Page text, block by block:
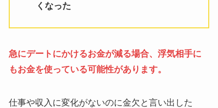
くなった
急にデートにかけるお金が減る場合、浮気相手に
もお金を使っている可能性があります。
仕事や収入に変化がないのに金欠と言い出した